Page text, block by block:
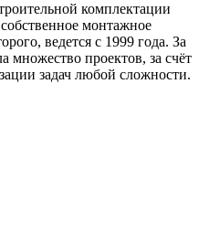
комплектации
монтажное
ведется с 1999 года. За
множество проектов, за счёт
задач любой сложности.